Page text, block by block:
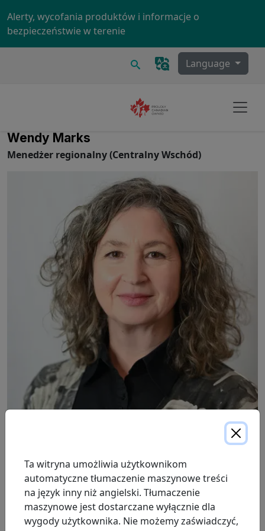
Alerty, wycofania produktów i informacje o
bezpieczeństwie w terenie
Szukaj Language
Wendy Marks
Menedżer regionalny (Centralny Wschód)
East, koncentrując się na opiece i wspieraniu naszych
pacjentów oraz zapewnieniu ProResp pozycji lidera w
branży w zakresie opieki oddechowej. Wendy jest
zarejestrowaną terapeutką oddechową (RRT) i pracuje
w ProResp od 2010 roku, wnosząc do swojej pracy
Ta witryna umożliwia użytkownikom
automatyczne tłumaczenie maszynowe treści
na język inny niż angielski. Tłumaczenie
maszynowe jest dostarczane wyłącznie dla
wygody użytkownika. Nie możemy zaświadczyć,